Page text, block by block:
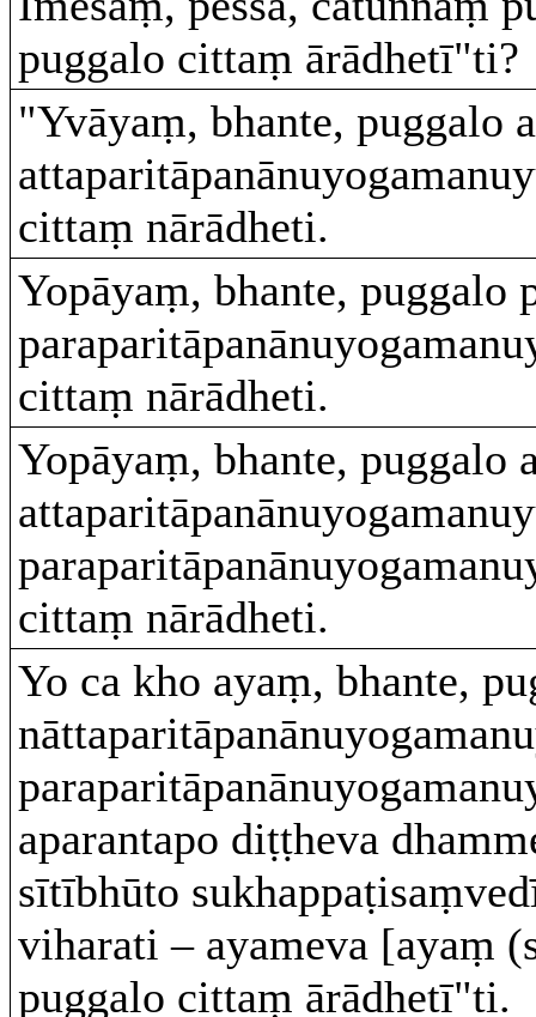
puggalo cittaṃ ārādhetī"ti?
"Yvāyaṃ, bhante, puggalo
cittaṃ nārādheti.
Yopāyaṃ, bhante, puggalo
cittaṃ nārādheti.
Yopāyaṃ, bhante, puggalo
cittaṃ nārādheti.
Yo ca kho ayaṃ, bhante,
aparantapo diṭṭheva
sītībhūto
viharati – ayameva [ayaṃ
puggalo cittaṃ ārādhetī"ti.